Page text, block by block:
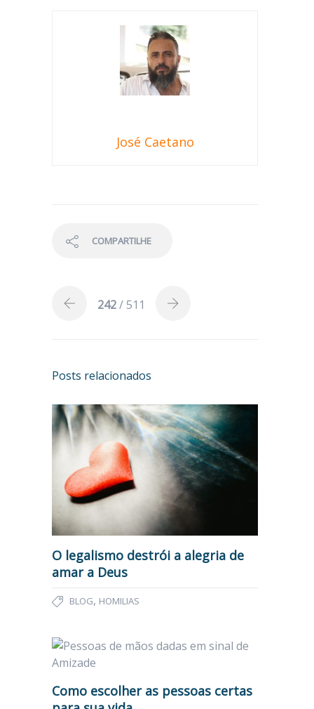
José Caetano
COMPARTILHE
242/ 511
Posts relacionados
O legalismo destrói a alegria de
amar a Deus
BLOG, HOMILIAS
Como escolher as pessoas certas